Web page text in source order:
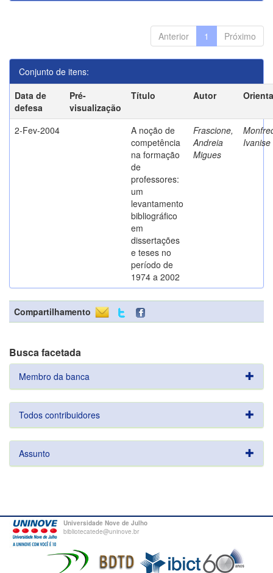
Anterior 1 Próximo
Conjunto de itens:
Data de
defesa
Pré-
visualização
Título Autor
2-Fev-2004
A noção de
competência
na formação
de
professores:
um
levantamento
bibliográfico
em
dissertações
e teses no
período de
1974 a 2002
Frascione,
Andreia
Migues
Ivanise
Compartilhamento
Busca facetada
Membro da banca
Todos contribuidores
Assunto
Universidade Nove de Julho
bibliotecatede@uninove.br